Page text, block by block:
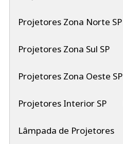
Projetores Zona Norte SP
Projetores Zona Sul SP
Projetores Zona Oeste SP
Projetores Interior SP
Lâmpada de Projetores